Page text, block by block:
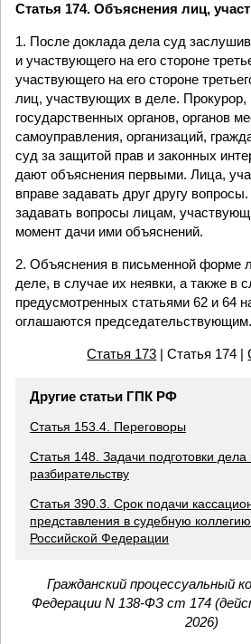
Статья 174. Объяснения лиц,
1. После доклада дела суд
и участвующего на его стороне
участвующего на его стороне
лиц, участвующих в деле. Прокурор,
государственных органов, органов
самоуправления, организаций,
суд за защитой прав и законных
дают объяснения первыми. Лица,
вправе задавать друг другу
задавать вопросы лицам,
момент дачи ими объяснений.
2. Объяснения в письменной форме
деле, в случае их неявки, а также в
предусмотренных статьями 62 и 64
оглашаются председательствующим.
Статья 173 | Статья 174 |
Другие статьи ГПК РФ
Статья 153.4. Переговоры
Статья 148. Задачи подготовки
разбирательству
Статья 390.3. Срок подачи
представления в судебную
Российской Федерации
Гражданский процессуальный
Федерации N 138-ФЗ ст 174
2026)